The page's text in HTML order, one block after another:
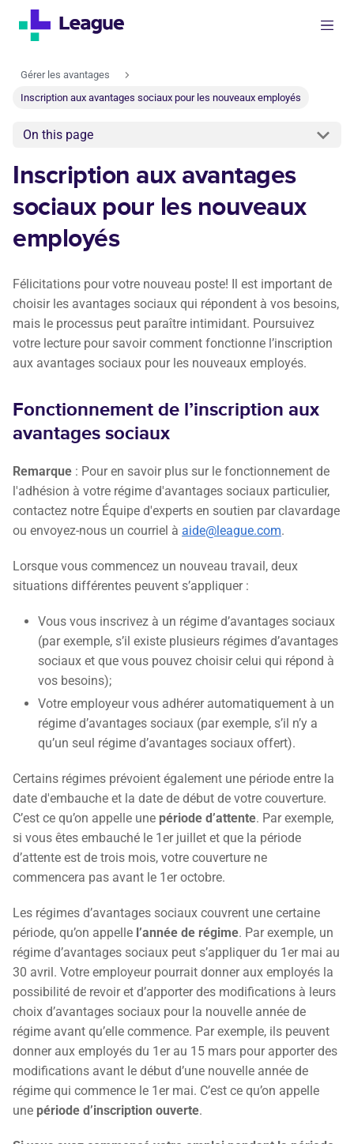
Gérer les avantages
Inscription aux avantages sociaux pour les nouveaux employés
On this page
Inscription aux avantages
sociaux pour les nouveaux
employés
Félicitations pour votre nouveau poste! Il est important de
choisir les avantages sociaux qui répondent à vos besoins,
mais le processus peut paraître intimidant. Poursuivez
votre lecture pour savoir comment fonctionne l’inscription
aux avantages sociaux pour les nouveaux employés.
Fonctionnement de l’inscription aux
avantages sociaux
Remarque : Pour en savoir plus sur le fonctionnement de
l'adhésion à votre régime d'avantages sociaux particulier,
contactez notre Équipe d'experts en soutien par clavardage
ou envoyez-nous un courriel à aide@league.com.
Lorsque vous commencez un nouveau travail, deux
situations différentes peuvent s’appliquer :
Vous vous inscrivez à un régime d’avantages sociaux
(par exemple, s’il existe plusieurs régimes d’avantages
sociaux et que vous pouvez choisir celui qui répond à
vos besoins);
Votre employeur vous adhérer automatiquement à un
régime d’avantages sociaux (par exemple, s’il n’y a
qu’un seul régime d’avantages sociaux offert).
Certains régimes prévoient également une période entre la
date d'embauche et la date de début de votre couverture.
C’est ce qu’on appelle une période d’attente. Par exemple,
si vous êtes embauché le 1er juillet et que la période
d’attente est de trois mois, votre couverture ne
commencera pas avant le 1er octobre.
Les régimes d’avantages sociaux couvrent une certaine
période, qu’on appelle l’année de régime. Par exemple, un
régime d’avantages sociaux peut s’appliquer du 1er mai au
30 avril. Votre employeur pourrait donner aux employés la
possibilité de revoir et d’apporter des modifications à leurs
choix d’avantages sociaux pour la nouvelle année de
régime avant qu’elle commence. Par exemple, ils peuvent
donner aux employés du 1er au 15 mars pour apporter des
modifications avant le début d’une nouvelle année de
régime qui commence le 1er mai. C’est ce qu’on appelle
une période d’inscription ouverte.